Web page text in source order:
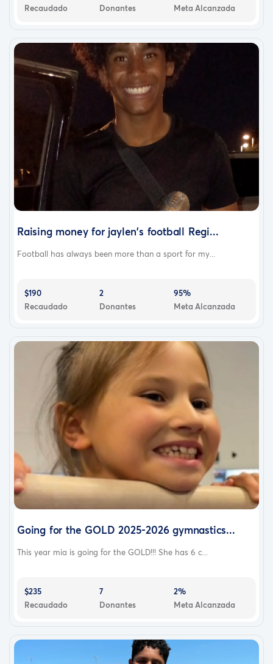
Recaudado
Donantes
Meta Alcanzada
Raising money for jaylen's football Regi...
Football has always been more than a sport for my...
$190
Recaudado
2
Donantes
95%
Meta Alcanzada
Going for the GOLD 2025-2026 gymnastics...
This year mia is going for the GOLD!!! She has 6 c...
$235
Recaudado
7
Donantes
2%
Meta Alcanzada